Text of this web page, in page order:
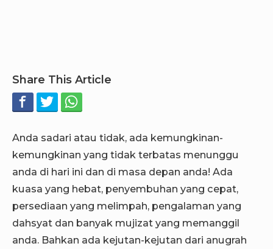
Share This Article
Anda sadari atau tidak, ada kemungkinan-
kemungkinan yang tidak terbatas menunggu
anda di hari ini dan di masa depan anda! Ada
kuasa yang hebat, penyembuhan yang cepat,
persediaan yang melimpah, pengalaman yang
dahsyat dan banyak mujizat yang memanggil
anda. Bahkan ada kejutan-kejutan dari anugrah